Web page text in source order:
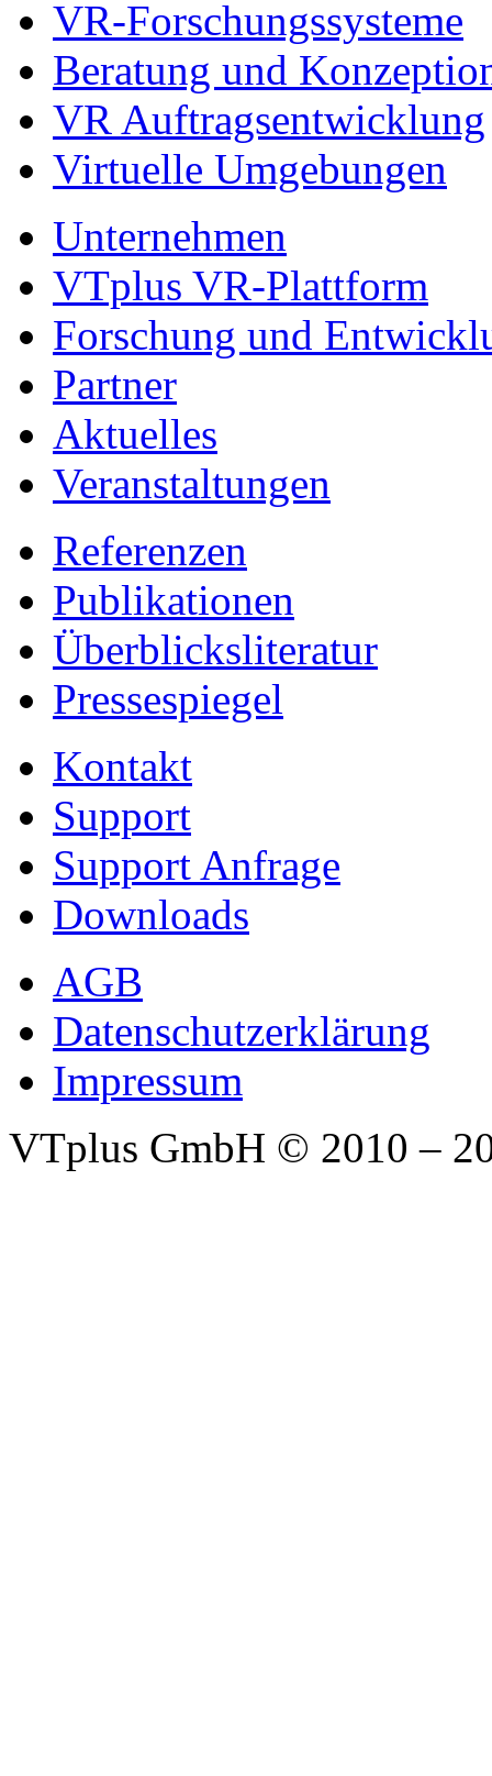
VR-Forschungssysteme
Beratung und
VR Auftragsentwicklung
Virtuelle Umgebungen
Unternehmen
VTplus VR-Plattform
Forschung und
Partner
Aktuelles
Veranstaltungen
Referenzen
Publikationen
Überblicksliteratur
Pressespiegel
Kontakt
Support
Support Anfrage
Downloads
AGB
Datenschutzerklärung
Impressum
VTplus GmbH © 2010 –